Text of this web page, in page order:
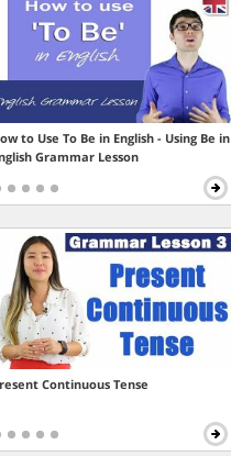
to Use To Be in English - Using Be in
Grammar Lesson
Continuous Tense